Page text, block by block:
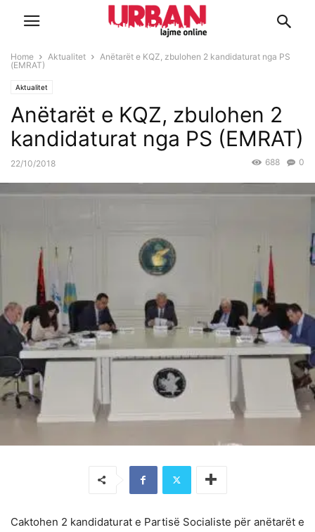
Home Aktualitet
Anëtarët e KQZ, zbulohen 2 kandidaturat nga PS
(EMRAT)
Aktualitet
Anëtarët e KQZ, zbulohen 2
kandidaturat nga PS (EMRAT)
22/10/2018 0
688
Caktohen 2 kandidaturat e Partisë Socialiste për anëtarët e